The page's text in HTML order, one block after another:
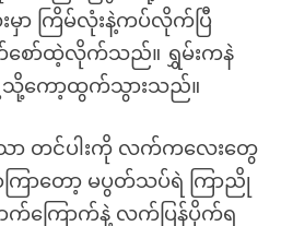
မှာ ကြိမ်လုံးနဲ့ကပ်လိုက်ပြီ
စော်ထဲ့လိုက်သည်။ ရွှမ်းကနဲ
သို့ကော့ထွက်သွားသည်။
ော တင်ပါးကို လက်ကလေးတွေ
ြာတော့ မပွတ်သပ်ရဲ ကြာညို
က်ကြောက်နဲ့ လက်ပြန်ပိုက်ရ